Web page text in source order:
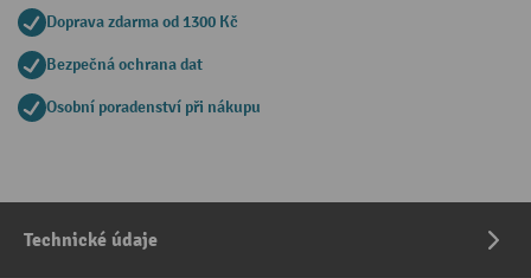
Doprava zdarma od 1300 Kč
Bezpečná ochrana dat
Osobní poradenství při nákupu
Technické údaje